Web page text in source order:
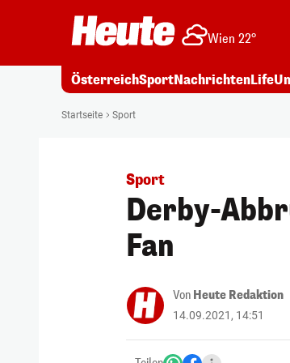
Wien 22°
ÖsterreichSportNachrichtenLife
Startseite Sport
Sport
Derby-
Fan
Von Heute Redaktion
14.09.2021, 14:51